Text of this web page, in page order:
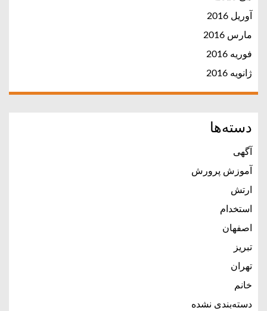
آوریل 2016
مارس 2016
فوریه 2016
ژانویه 2016
دسته‌ها
آگهی
آموزش پرورش
ارتش
استخدام
اصفهان
تبریز
تهران
خانم
دسته‌بندی نشده